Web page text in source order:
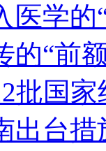
医学的
的“前
批国
出台